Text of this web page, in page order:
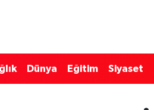
Dünya Eğitim Siyaset